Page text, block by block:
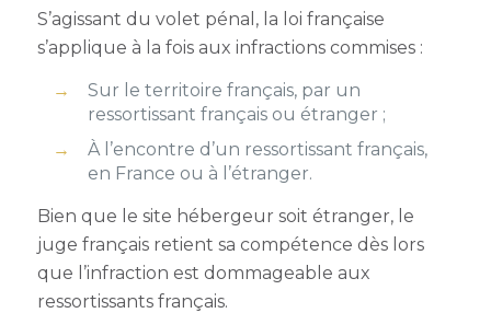
S’agissant du volet pénal, la loi française
s’applique à la fois aux infractions commises :
Sur le territoire français, par un
ressortissant français ou étranger ;
À l’encontre d’un ressortissant français,
en France ou à l’étranger.
Bien que le site hébergeur soit étranger, le
juge français retient sa compétence dès lors
que l’infraction est dommageable aux
ressortissants français.